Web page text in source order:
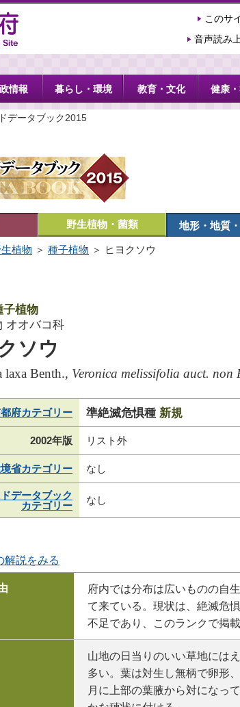
このサ
音声読み
情報 暮らし・環境 教育・文化 健康
データブック2015
野生植物・菌類 地形・地質
植物 ＞ 種子植物 ＞ ヒヨクソウ
子植物
オオバコ科
ソウ
laxa Benth., Veronica melissifolia auct. non
府カテゴリー 準絶滅危惧種新規
2002年版 リスト外
省カテゴリー なし
データブック
カテゴリー
なし
解説をみる
府内では分布は広いものの自
て来ている。現状は、絶滅危
不足であり、このランクで掲載
山地の日当りのいい草地には
多い。葉は対生し無柄で卵形
月に上部の葉腋から対になっ